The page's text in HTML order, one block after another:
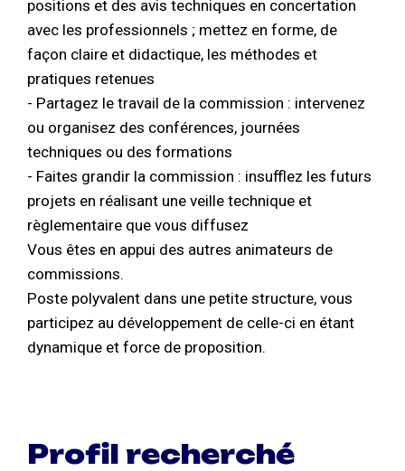
positions et des avis techniques en concertation
avec les professionnels ; mettez en forme, de
façon claire et didactique, les méthodes et
pratiques retenues
- Partagez le travail de la commission : intervenez
ou organisez des conférences, journées
techniques ou des formations
- Faites grandir la commission : insufflez les futurs
projets en réalisant une veille technique et
règlementaire que vous diffusez
Vous êtes en appui des autres animateurs de
commissions.
Poste polyvalent dans une petite structure, vous
participez au développement de celle-ci en étant
dynamique et force de proposition.
Profil recherché